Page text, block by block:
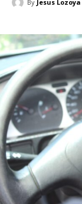
By Jesus Lozoya